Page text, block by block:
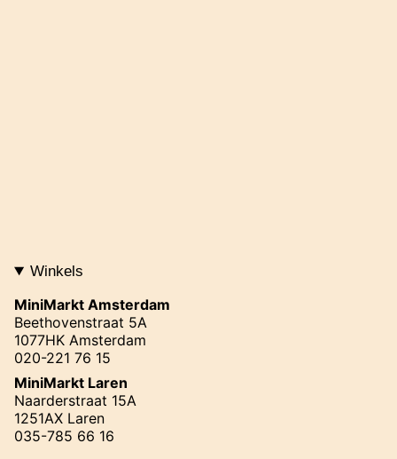
Winkels
MiniMarkt Amsterdam
Beethovenstraat 5A
1077HK Amsterdam
020-221 76 15
MiniMarkt Laren
Naarderstraat 15A
1251AX Laren
035-785 66 16